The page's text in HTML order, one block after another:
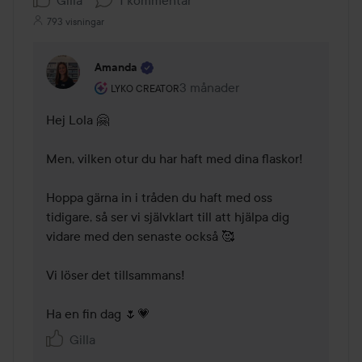
793 visningar
Amanda
LYKO CREATOR
Användarens roll: Lyko Creator.
3 månader
Kommentaren lades 3 månader
Hej Lola 🤗
Men, vilken otur du har haft med dina flaskor!
Hoppa gärna in i tråden du haft med oss
tidigare, så ser vi självklart till att hjälpa dig
vidare med den senaste också 🥰
Vi löser det tillsammans!
Ha en fin dag 🌷💗
Gilla